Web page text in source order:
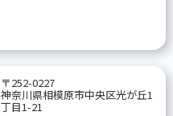
〒252-0227
神奈川県相模原市中央区光が丘1
丁目1-21